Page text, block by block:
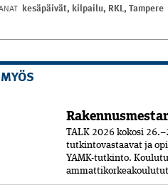
kesäpäivät, kilpailu, RKL,Tampere
TALK 2026 kokosi
tutkintovastaavat ja
YAMK-tutkinto.